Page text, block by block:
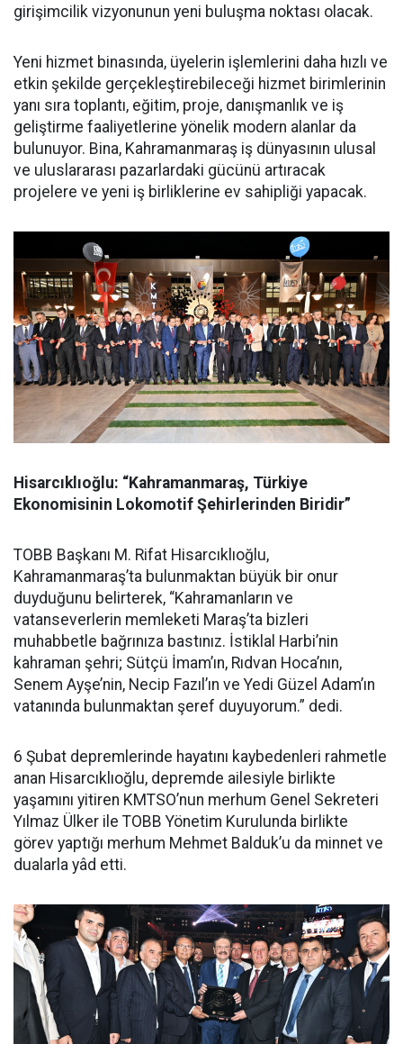
girişimcilik vizyonunun yeni buluşma noktası olacak.
Yeni hizmet binasında, üyelerin işlemlerini daha hızlı ve
etkin şekilde gerçekleştirebileceği hizmet birimlerinin
yanı sıra toplantı, eğitim, proje, danışmanlık ve iş
geliştirme faaliyetlerine yönelik modern alanlar da
bulunuyor. Bina, Kahramanmaraş iş dünyasının ulusal
ve uluslararası pazarlardaki gücünü artıracak
projelere ve yeni iş birliklerine ev sahipliği yapacak.
Hisarcıklıoğlu: “Kahramanmaraş, Türkiye
Ekonomisinin Lokomotif Şehirlerinden Biridir”
TOBB Başkanı M. Rifat Hisarcıklıoğlu,
Kahramanmaraş’ta bulunmaktan büyük bir onur
duyduğunu belirterek, “Kahramanların ve
vatanseverlerin memleketi Maraş’ta bizleri
muhabbetle bağrınıza bastınız. İstiklal Harbi’nin
kahraman şehri; Sütçü İmam’ın, Rıdvan Hoca’nın,
Senem Ayşe’nin, Necip Fazıl’ın ve Yedi Güzel Adam’ın
vatanında bulunmaktan şeref duyuyorum.” dedi.
6 Şubat depremlerinde hayatını kaybedenleri rahmetle
anan Hisarcıklıoğlu, depremde ailesiyle birlikte
yaşamını yitiren KMTSO’nun merhum Genel Sekreteri
Yılmaz Ülker ile TOBB Yönetim Kurulunda birlikte
görev yaptığı merhum Mehmet Balduk’u da minnet ve
dualarla yâd etti.